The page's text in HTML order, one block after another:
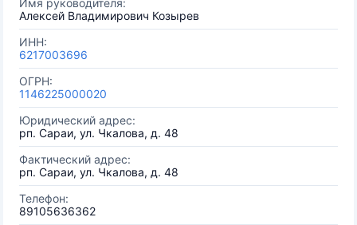
Имя руководителя:
Алексей Владимирович Козырев
ИНН:
6217003696
ОГРН:
1146225000020
Юридический адрес:
рп. Сараи, ул. Чкалова, д. 48
Фактический адрес:
рп. Сараи, ул. Чкалова, д. 48
Телефон:
89105636362